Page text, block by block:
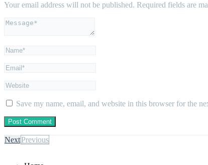
Your email address will not be published. Required fields are
Save my name, email, and website in this browser for the
NextPrevious